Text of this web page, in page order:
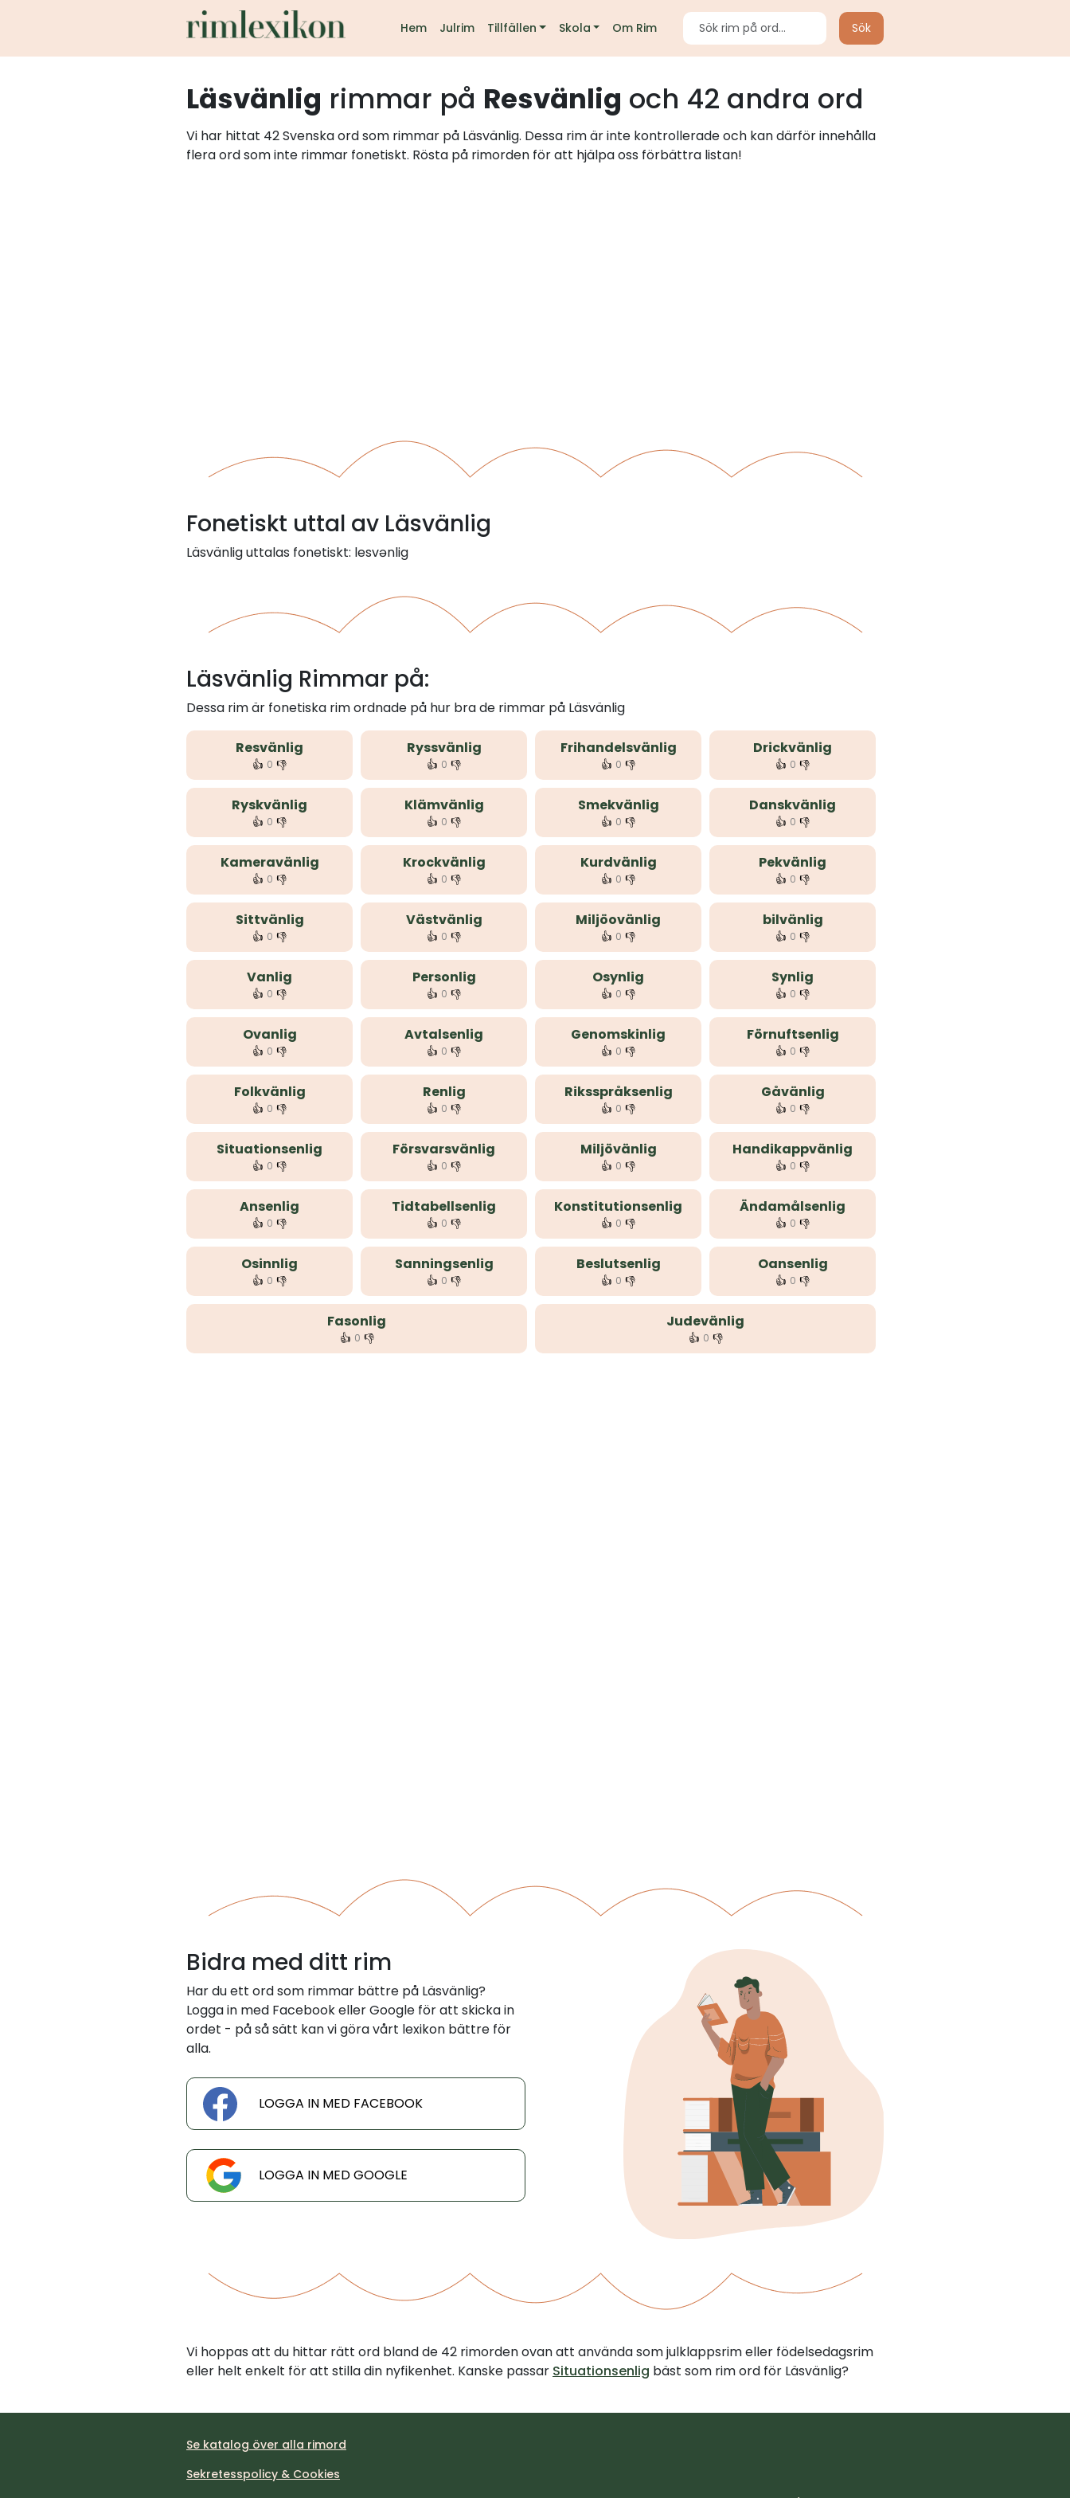
Hem Julrim Tillfällen Skola Om Rim Sök
Läsvänlig rimmar på Resvänlig och 42 andra ord
Vi har hittat 42 Svenska ord som rimmar på Läsvänlig. Dessa rim är inte kontrollerade och kan därför innehålla
flera ord som inte rimmar fonetiskt. Rösta på rimorden för att hjälpa oss förbättra listan!
Fonetiskt uttal av Läsvänlig
Läsvänlig uttalas fonetiskt: lesvənlig
Läsvänlig Rimmar på:
Dessa rim är fonetiska rim ordnade på hur bra de rimmar på Läsvänlig
Resvänlig
👍 0 👎
Ryssvänlig
👍 0 👎
Frihandelsvänlig
👍 0 👎
Drickvänlig
👍 0 👎
Ryskvänlig
👍 0 👎
Klämvänlig
👍 0 👎
Smekvänlig
👍 0 👎
Danskvänlig
👍 0 👎
Kameravänlig
👍 0 👎
Krockvänlig
👍 0 👎
Kurdvänlig
👍 0 👎
Pekvänlig
👍 0 👎
Sittvänlig
👍 0 👎
Västvänlig
👍 0 👎
Miljöovänlig
👍 0 👎
bilvänlig
👍 0 👎
Vanlig
👍 0 👎
Personlig
👍 0 👎
Osynlig
👍 0 👎
Synlig
👍 0 👎
Ovanlig
👍 0 👎
Avtalsenlig
👍 0 👎
Genomskinlig
👍 0 👎
Förnuftsenlig
👍 0 👎
Folkvänlig
👍 0 👎
Renlig
👍 0 👎
Riksspråksenlig
👍 0 👎
Gåvänlig
👍 0 👎
Situationsenlig
👍 0 👎
Försvarsvänlig
👍 0 👎
Miljövänlig
👍 0 👎
Handikappvänlig
👍 0 👎
Ansenlig
👍 0 👎
Tidtabellsenlig
👍 0 👎
Konstitutionsenlig
👍 0 👎
Ändamålsenlig
👍 0 👎
Osinnlig
👍 0 👎
Sanningsenlig
👍 0 👎
Beslutsenlig
👍 0 👎
Oansenlig
👍 0 👎
Fasonlig
👍 0 👎
Judevänlig
👍 0 👎
Bidra med ditt rim
Har du ett ord som rimmar bättre på Läsvänlig?
Logga in med Facebook eller Google för att skicka in
ordet - på så sätt kan vi göra vårt lexikon bättre för
alla.
LOGGA IN MED FACEBOOK
LOGGA IN MED GOOGLE
Vi hoppas att du hittar rätt ord bland de 42 rimorden ovan att använda som julklappsrim eller födelsedagsrim
eller helt enkelt för att stilla din nyfikenhet. Kanske passar Situationsenlig bäst som rim ord för Läsvänlig?
Se katalog över alla rimord
Sekretesspolicy & Cookies